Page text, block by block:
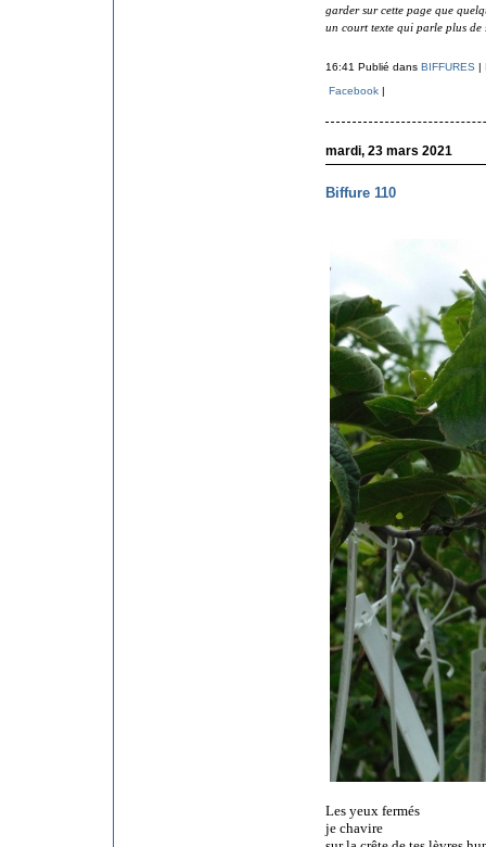
garder sur cette page que
un court texte qui parle plus de
16:41 Publié dans BIFFURES |
Facebook|
mardi, 23 mars 2021
Biffure 110
Les yeux fermés
je chavire